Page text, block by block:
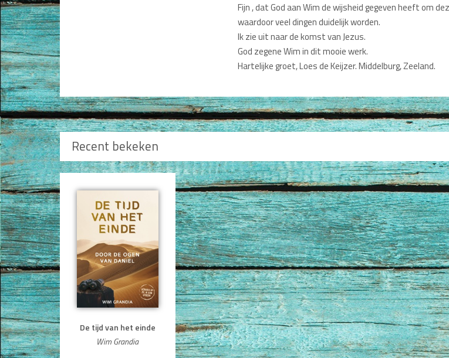
Titel review*
Beschrijving *
Type nog 50 woorden.
Fijn , dat God aan Wim de wijsheid gegeven heeft om
waardoor veel dingen duidelijk worden.
Ik zie uit naar de komst van Jezus.
God zegene Wim in dit mooie werk.
Hartelijke groet, Loes de Keijzer. Middelburg, Zeeland.
Recent bekeken
De tijd van het einde
Wim Grandia